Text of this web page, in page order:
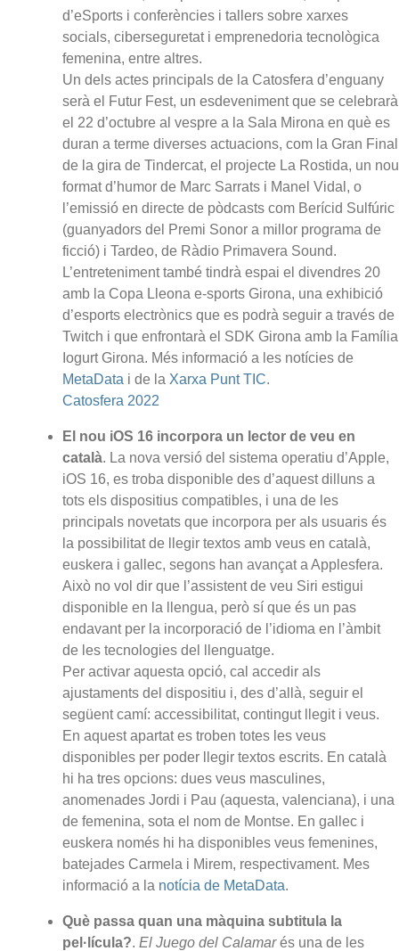
d’eSports i conferències i tallers sobre xarxes
socials, ciberseguretat i emprenedoria tecnològica
femenina, entre altres.
Un dels actes principals de la Catosfera d’enguany
serà el Futur Fest, un esdeveniment que se celebrarà
el 22 d’octubre al vespre a la Sala Mirona en què es
duran a terme diverses actuacions, com la Gran Final
de la gira de Tindercat, el projecte La Rostida, un nou
format d’humor de Marc Sarrats i Manel Vidal, o
l’emissió en directe de pòdcasts com Berícid Sulfúric
(guanyadors del Premi Sonor a millor programa de
ficció) i Tardeo, de Ràdio Primavera Sound.
L’entreteniment també tindrà espai el divendres 20
amb la Copa Lleona e-sports Girona, una exhibició
d’esports electrònics que es podrà seguir a través de
Twitch i que enfrontarà el SDK Girona amb la Família
Iogurt Girona. Més informació a les notícies de
MetaData i de la Xarxa Punt TIC.
Catosfera 2022
El nou iOS 16 incorpora un lector de veu en
català. La nova versió del sistema operatiu d’Apple,
iOS 16, es troba disponible des d’aquest dilluns a
tots els dispositius compatibles, i una de les
principals novetats que incorpora per als usuaris és
la possibilitat de llegir textos amb veus en català,
euskera i gallec, segons han avançat a Applesfera.
Això no vol dir que l’assistent de veu Siri estigui
disponible en la llengua, però sí que és un pas
endavant per la incorporació de l’idioma en l’àmbit
de les tecnologies del llenguatge.
Per activar aquesta opció, cal accedir als
ajustaments del dispositiu i, des d’allà, seguir el
següent camí: accessibilitat, contingut llegit i veus.
En aquest apartat es troben totes les veus
disponibles per poder llegir textos escrits. En català
hi ha tres opcions: dues veus masculines,
anomenades Jordi i Pau (aquesta, valenciana), i una
de femenina, sota el nom de Montse. En gallec i
euskera només hi ha disponibles veus femenines,
batejades Carmela i Mirem, respectivament. Mes
informació a la notícia de MetaData.
Què passa quan una màquina subtitula la
pel·lícula?. El Juego del Calamarés una de les